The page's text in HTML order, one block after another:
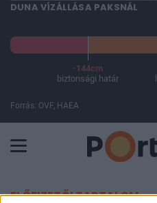
DUNA VÍZÁLLÁSA PAKSNÁL
-144cm
biztonsági határ
Forrás: OVF, HAEA
ELŐFIZETŐI TARTALOM